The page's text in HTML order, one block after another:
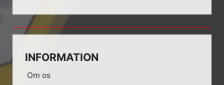
INFORMATION
Om os